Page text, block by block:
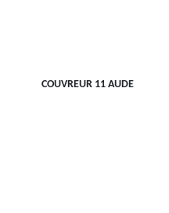
COUVREUR 11 AUDE